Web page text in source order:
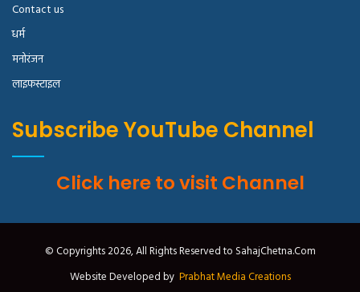
Contact us
धर्म
मनोरंजन
लाइफस्टाइल
Subscribe YouTube Channel
Click here to visit Channel
© Copyrights 2026, All Rights Reserved to SahajChetna.Com
Website Developed by Prabhat Media Creations